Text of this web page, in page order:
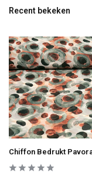
Recent bekeken
Chiffon Bedrukt